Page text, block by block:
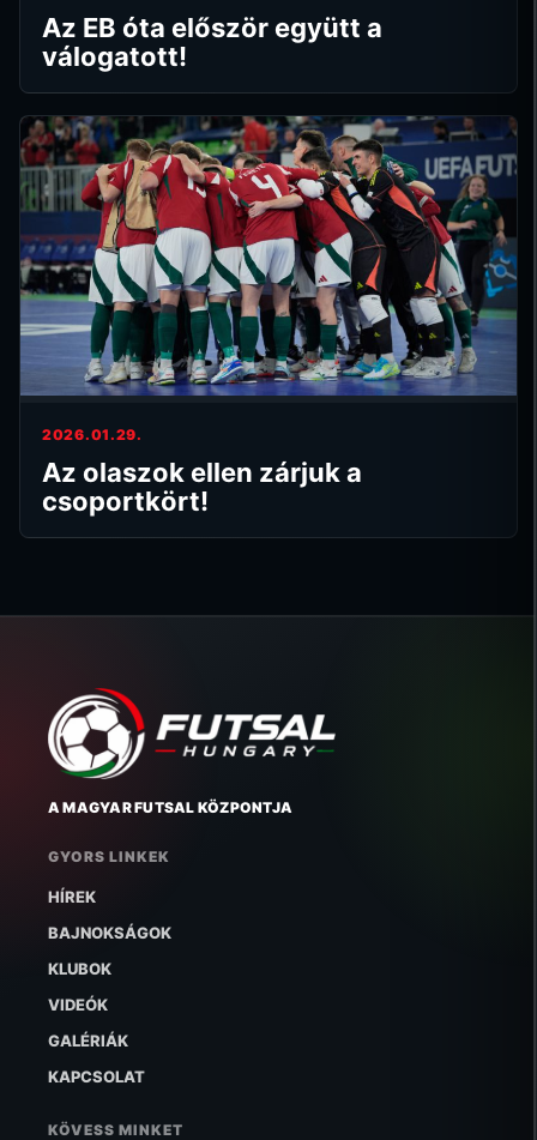
Az EB óta először együtt a
válogatott!
2026.01.29.
Az olaszok ellen zárjuk a
csoportkört!
A MAGYAR FUTSAL KÖZPONTJA
GYORS LINKEK
HÍREK
BAJNOKSÁGOK
KLUBOK
VIDEÓK
GALÉRIÁK
KAPCSOLAT
KÖVESS MINKET